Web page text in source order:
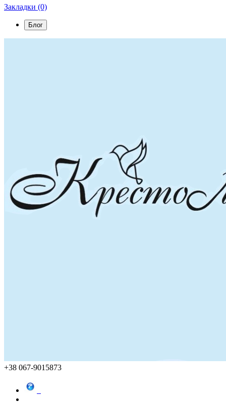
Закладки (0)
Блог
+38 067-9015873